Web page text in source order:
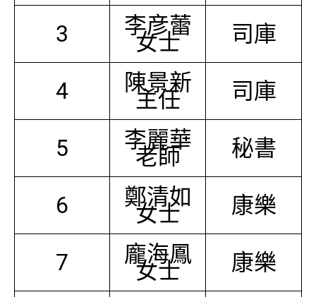
3 李彦蕾
女士 司庫
4 陳景新
主任 司庫
5 李麗華
老師 秘書
6 鄭清如
女士 康樂
7 龐海鳳
女士 康樂